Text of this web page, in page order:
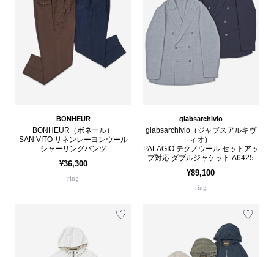
BONHEUR
BONHEUR（ボネール）
SAN VITO リネンレーヨンウール
シャーリングパンツ
¥36,300
ring
giabsarchivio
giabsarchivio（ジャブスアルキヴ
ィオ）
PALAGIO テクノウール セットアッ
プ対応 ダブルジャケット A6425
¥89,100
ring